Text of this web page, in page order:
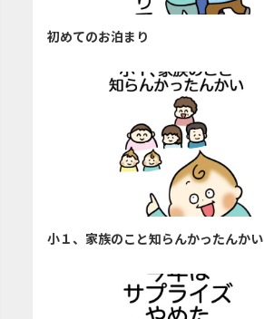
初めてのお泊まり
小１、家族のこと知らんかったんかい